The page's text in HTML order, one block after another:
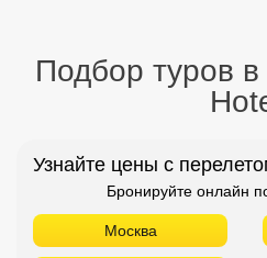
Подбор туров
Узнайте цены с
Бронируйте онлайн
Москва